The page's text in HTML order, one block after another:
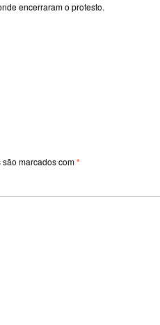
encerraram o protesto.
marcados com*